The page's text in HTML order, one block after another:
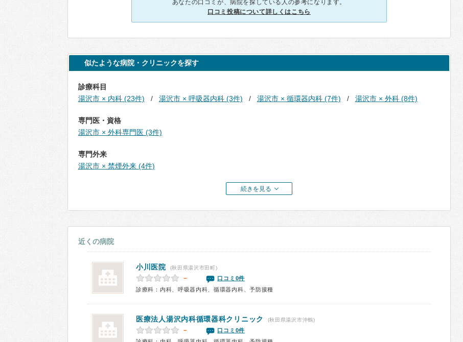
あなたの口コミが、病院を探している人の参考になります。
口コミ投稿について詳しくはこちら
似たような病院・クリニックを探す
診療科目
湯沢市 × 内科 (23件)
湯沢市 × 呼吸器内科 (3件) 湯沢市 × 循環器内科 (7件) 湯沢市 × 外科 (8件)
専門医・資格
湯沢市 × 外科専門医 (3件)
専門外来
湯沢市 × 禁煙外来 (4件)
続きを見る
近くの病院
小川医院 (秋田県湯沢市田町)
－
口コミ0件
診療科：内科、呼吸器内科、循環器内科、予防接種
医療法人湯沢内科循環器科クリニック (秋田県湯沢市沖鶴)
－
口コミ0件